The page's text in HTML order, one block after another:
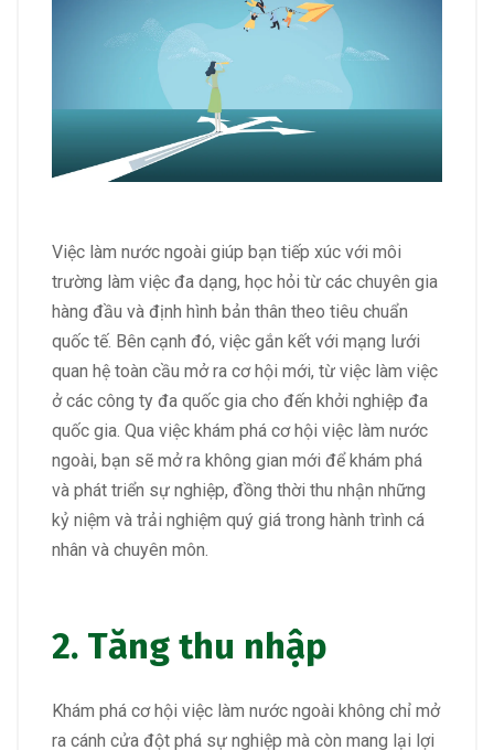
Việc làm nước ngoài giúp bạn tiếp xúc với môi
trường làm việc đa dạng, học hỏi từ các chuyên gia
hàng đầu và định hình bản thân theo tiêu chuẩn
quốc tế. Bên cạnh đó, việc gắn kết với mạng lưới
quan hệ toàn cầu mở ra cơ hội mới, từ việc làm việc
ở các công ty đa quốc gia cho đến khởi nghiệp đa
quốc gia. Qua việc khám phá cơ hội việc làm nước
ngoài, bạn sẽ mở ra không gian mới để khám phá
và phát triển sự nghiệp, đồng thời thu nhận những
kỷ niệm và trải nghiệm quý giá trong hành trình cá
nhân và chuyên môn.
2. Tăng thu nhập
Khám phá cơ hội việc làm nước ngoài không chỉ mở
ra cánh cửa đột phá sự nghiệp mà còn mang lại lợi